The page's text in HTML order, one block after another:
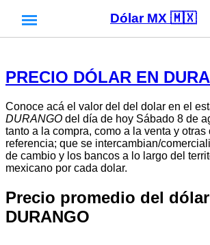
Dólar MX 🇲🇽
PRECIO DÓLAR EN
Conoce acá el valor del del dolar en el
DURANGO del día de hoy Sábado 8 de
tanto a la compra, como a la venta y
referencia; que se intercambian/
de cambio y los bancos a lo largo del
mexicano por cada dolar.
Precio promedio del
DURANGO